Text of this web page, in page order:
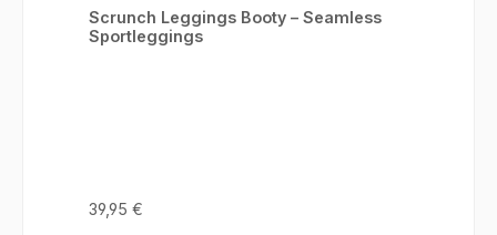
Scrunch Leggings Booty – Seamless
Sportleggings
Regulärer Preis:
39,95 €